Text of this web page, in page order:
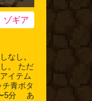
ゾギア
なし。
。 ただ
イテム
青ボタ
5分 あ